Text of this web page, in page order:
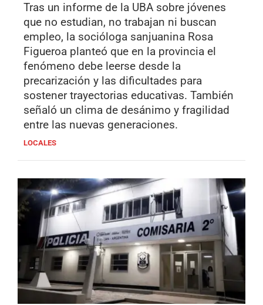
Tras un informe de la UBA sobre jóvenes
que no estudian, no trabajan ni buscan
empleo, la socióloga sanjuanina Rosa
Figueroa planteó que en la provincia el
fenómeno debe leerse desde la
precarización y las dificultades para
sostener trayectorias educativas. También
señaló un clima de desánimo y fragilidad
entre las nuevas generaciones.
LOCALES